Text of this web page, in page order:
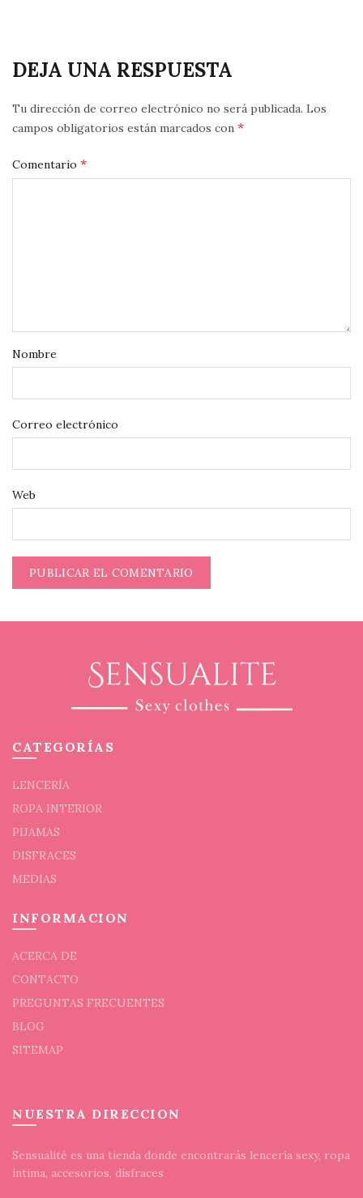
DEJA UNA RESPUESTA
Tu dirección de correo electrónico no será publicada. Los
campos obligatorios están marcados con *
Comentario *
Nombre
Correo electrónico
Web
CATEGORÍAS
LENCERÍA
ROPA INTERIOR
PIJAMAS
DISFRACES
MEDIAS
INFORMACION
ACERCA DE
CONTACTO
PREGUNTAS FRECUENTES
BLOG
SITEMAP
NUESTRA DIRECCION
Sensualité es una tienda donde encontrarás lencería sexy, ropa
íntima, accesorios, disfraces